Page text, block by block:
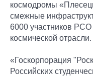
космодромы
смежные
6000 участников РСО
космической отрасли.
«Госкорпорация
Российских